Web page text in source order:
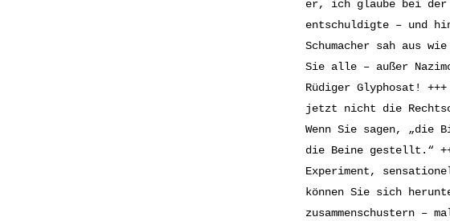
er, ich glaube bei der
entschuldigte – und
Schumacher sah aus
Sie alle – außer
Rüdiger Glyphosat!
jetzt nicht die
Wenn Sie sagen, „die
die Beine gestellt.“
Experiment,
können Sie sich
zusammenschustern –